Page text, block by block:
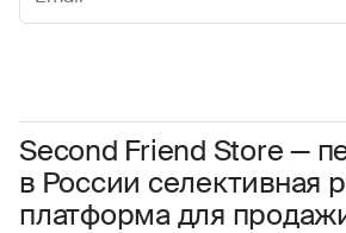
Second Friend Store —
в России селективная
платформа для
Соглашаюсь с условиями
Даю согласие на получение рекламной